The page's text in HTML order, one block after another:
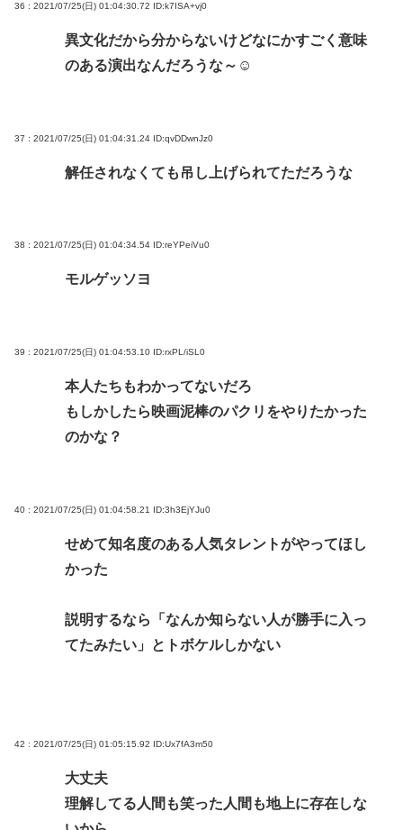
36 : 2021/07/25(日) 01:04:30.72 ID:k7ISA+vj0
異文化だから分からないけどなにかすごく意味
のある演出なんだろうな～☺
37 : 2021/07/25(日) 01:04:31.24 ID:qvDDwnJz0
解任されなくても吊し上げられてただろうな
38 : 2021/07/25(日) 01:04:34.54 ID:reYPeiVu0
モルゲッソヨ
39 : 2021/07/25(日) 01:04:53.10 ID:rxPL/iSL0
本人たちもわかってないだろ
もしかしたら映画泥棒のパクリをやりたかった
のかな？
40 : 2021/07/25(日) 01:04:58.21 ID:3h3EjYJu0
せめて知名度のある人気タレントがやってほし
かった
説明するなら「なんか知らない人が勝手に入っ
てたみたい」とトボケルしかない
42 : 2021/07/25(日) 01:05:15.92 ID:Ux7fA3m50
大丈夫
理解してる人間も笑った人間も地上に存在しな